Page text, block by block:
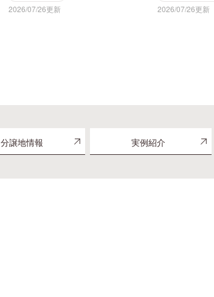
2026/07/26更新
2026/07/26更新
分譲地情報 実例紹介